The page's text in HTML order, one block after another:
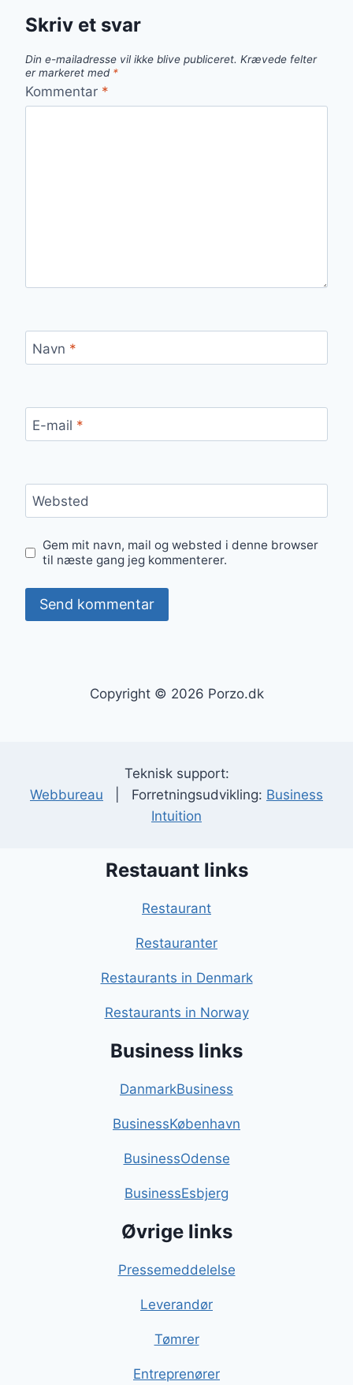
Skriv et svar
Din e-mailadresse vil ikke blive publiceret. Krævede felter
er markeret med *
Kommentar *
Navn *
E-mail *
Websted
Gem mit navn, mail og websted i denne browser
til næste gang jeg kommenterer.
Copyright © 2026 Porzo.dk
Teknisk support:
Webbureau | Forretningsudvikling: Business
Intuition
Restauant links
Restaurant
Restauranter
Restaurants in Denmark
Restaurants in Norway
Business links
DanmarkBusiness
BusinessKøbenhavn
BusinessOdense
BusinessEsbjerg
Øvrige links
Pressemeddelelse
Leverandør
Tømrer
Entreprenører